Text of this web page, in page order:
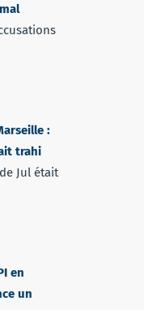
:
trahi
Jul était
en
un